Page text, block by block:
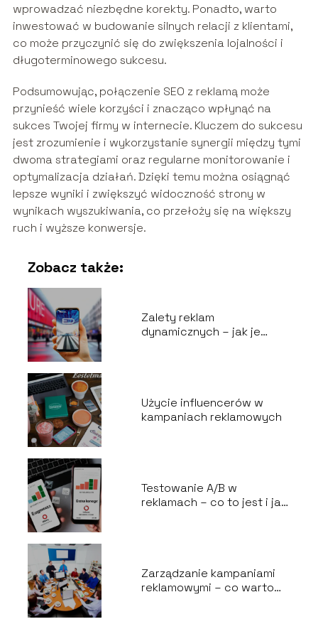
wprowadzać niezbędne korekty. Ponadto, warto
inwestować w budowanie silnych relacji z klientami,
co może przyczynić się do zwiększenia lojalności i
długoterminowego sukcesu.
Podsumowując, połączenie SEO z reklamą może
przynieść wiele korzyści i znacząco wpłynąć na
sukces Twojej firmy w internecie. Kluczem do sukcesu
jest zrozumienie i wykorzystanie synergii między tymi
dwoma strategiami oraz regularne monitorowanie i
optymalizacja działań. Dzięki temu można osiągnąć
lepsze wyniki i zwiększyć widoczność strony w
wynikach wyszukiwania, co przełoży się na większy
ruch i wyższe konwersje.
Zobacz także:
Zalety reklam
dynamicznych – jak je
Użycie influencerów w
kampaniach reklamowych
Testowanie A/B w
reklamach – co to jest i jak
Zarządzanie kampaniami
reklamowymi – co warto